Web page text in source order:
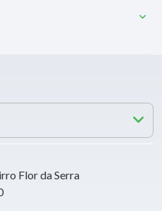
Flor da Serra